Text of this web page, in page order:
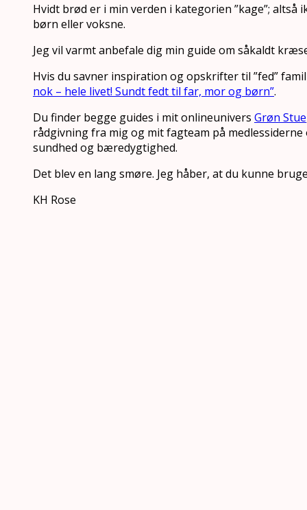
Hvidt brød er i min verden i kategorien ”kage”;
børn eller voksne.
Jeg vil varmt anbefale dig min guide om såkaldt
Hvis du savner inspiration og opskrifter til ”fed”
nok – hele livet! Sundt fedt til far, mor og børn”.
Du finder begge guides i mit onlineunivers Grøn Stue
rådgivning fra mig og mit fagteam på
sundhed og bæredygtighed.
Det blev en lang smøre. Jeg håber, at du kunne
KH Rose